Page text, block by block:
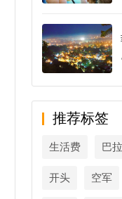
推荐标签
生活费 巴
开头 空军